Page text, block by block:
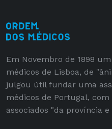
Em Novembro de 1898
médicos de Lisboa, de
julgou útil fundar uma
médicos de Portugal,
associados "da província e